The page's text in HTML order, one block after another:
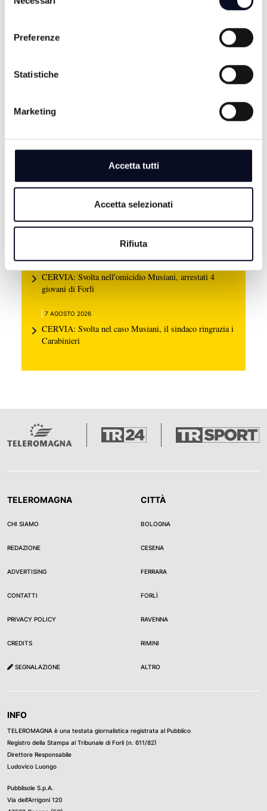
del
Preferenze
Statistiche
Marketing
Accetta tutti
Accetta selezionati
Rifiuta
RIMINI: Ex Delfinario in stallo da 6 anni, gestori
7 AGOSTO 2026
CERVIA: Svolta nell'omicidio Musiani, arrestati 4
giovani di Forlì
7 AGOSTO 2026
CERVIA: Svolta nel caso Musiani, il sindaco ringrazia i
Carabinieri
TELEROMAGNA
CHI SIAMO
REDAZIONE
ADVERTISING
CONTATTI
PRIVACY POLICY
CREDITS
SEGNALAZIONE
CITTÀ
BOLOGNA
CESENA
FERRARA
FORLÌ
RAVENNA
RIMINI
ALTRO
INFO
TELEROMAGNA è una testata giornalistica registrata al Pubblico
Registro della Stampa al Tribunale di Forli (n. 611/82)
Direttore Responsabile
Ludovico Luongo
Pubblisole S.p.A.
Via dell’Arrigoni 120